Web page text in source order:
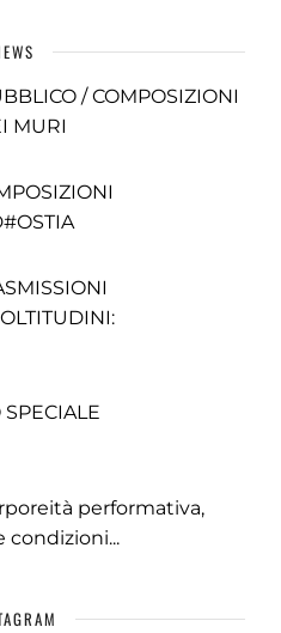
/ COMPOSIZIONI
MURI
performativa,
condizioni...